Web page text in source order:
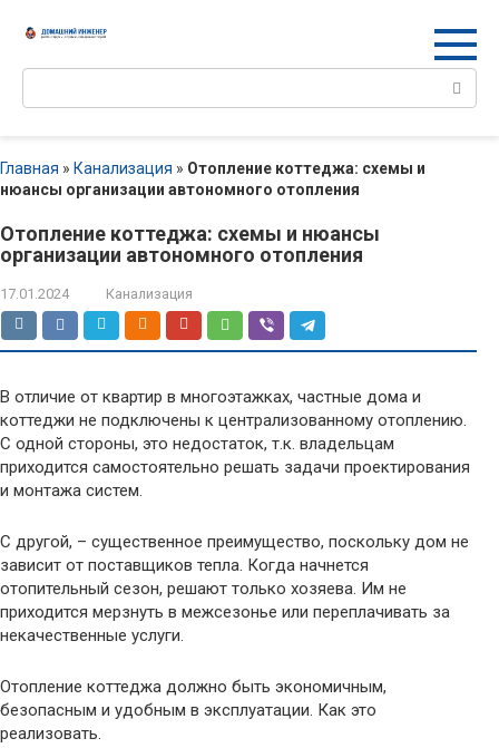
Поиск:
Главная » Канализация » Отопление коттеджа: схемы и
нюансы организации автономного отопления
Отопление коттеджа: схемы и нюансы
организации автономного отопления
17.01.2024 Канализация
В отличие от квартир в многоэтажках, частные дома и
коттеджи не подключены к централизованному отоплению.
С одной стороны, это недостаток, т.к. владельцам
приходится самостоятельно решать задачи проектирования
и монтажа систем.
С другой, – существенное преимущество, поскольку дом не
зависит от поставщиков тепла. Когда начнется
отопительный сезон, решают только хозяева. Им не
приходится мерзнуть в межсезонье или переплачивать за
некачественные услуги.
Отопление коттеджа должно быть экономичным,
безопасным и удобным в эксплуатации. Как это
реализовать.